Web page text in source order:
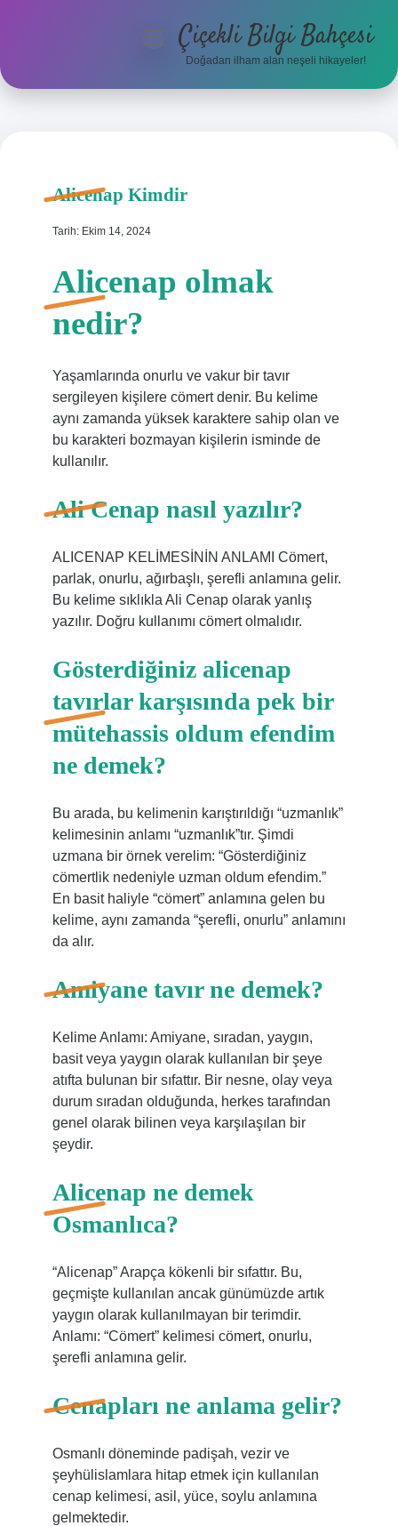
Anasayfa
menüyüÇiçekli Bilgi Bahçesi
Doğadan ilham alan neşeli hikayeler!
Alicenap Kimdir
Tarih: Ekim 14, 2024
Alicenap olmak
nedir?
Yaşamlarında onurlu ve vakur bir tavır
sergileyen kişilere cömert denir. Bu kelime
aynı zamanda yüksek karaktere sahip olan ve
bu karakteri bozmayan kişilerin isminde de
kullanılır.
Ali Cenap nasıl yazılır?
ALICENAP KELİMESİNİN ANLAMI Cömert,
parlak, onurlu, ağırbaşlı, şerefli anlamına gelir.
Bu kelime sıklıkla Ali Cenap olarak yanlış
yazılır. Doğru kullanımı cömert olmalıdır.
Gösterdiğiniz alicenap
tavırlar karşısında pek bir
mütehassis oldum efendim
ne demek?
Bu arada, bu kelimenin karıştırıldığı “uzmanlık”
kelimesinin anlamı “uzmanlık”tır. Şimdi
uzmana bir örnek verelim: “Gösterdiğiniz
cömertlik nedeniyle uzman oldum efendim.”
En basit haliyle “cömert” anlamına gelen bu
kelime, aynı zamanda “şerefli, onurlu” anlamını
da alır.
Amiyane tavır ne demek?
Kelime Anlamı: Amiyane, sıradan, yaygın,
basit veya yaygın olarak kullanılan bir şeye
atıfta bulunan bir sıfattır. Bir nesne, olay veya
durum sıradan olduğunda, herkes tarafından
genel olarak bilinen veya karşılaşılan bir
şeydir.
Alicenap ne demek
Osmanlıca?
“Alicenap” Arapça kökenli bir sıfattır. Bu,
geçmişte kullanılan ancak günümüzde artık
yaygın olarak kullanılmayan bir terimdir.
Anlamı: “Cömert” kelimesi cömert, onurlu,
şerefli anlamına gelir.
Cenapları ne anlama gelir?
Osmanlı döneminde padişah, vezir ve
şeyhülislamlara hitap etmek için kullanılan
cenap kelimesi, asil, yüce, soylu anlamına
gelmektedir.